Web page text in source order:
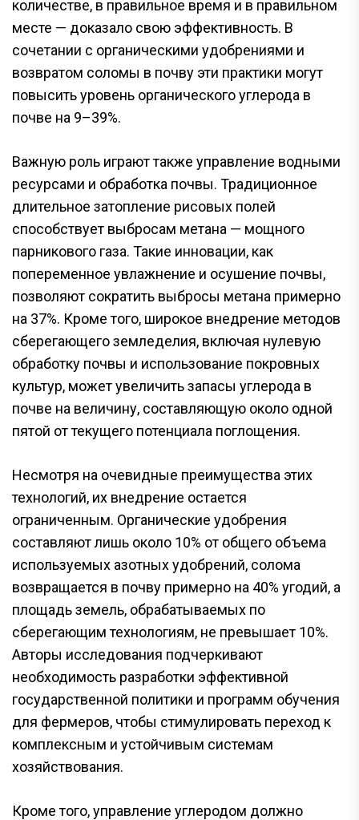
количестве, в правильное время и в правильном
месте — доказало свою эффективность. В
сочетании с органическими удобрениями и
возвратом соломы в почву эти практики могут
повысить уровень органического углерода в
почве на 9–39%.
Важную роль играют также управление водными
ресурсами и обработка почвы. Традиционное
длительное затопление рисовых полей
способствует выбросам метана — мощного
парникового газа. Такие инновации, как
попеременное увлажнение и осушение почвы,
позволяют сократить выбросы метана примерно
на 37%. Кроме того, широкое внедрение методов
сберегающего земледелия, включая нулевую
обработку почвы и использование покровных
культур, может увеличить запасы углерода в
почве на величину, составляющую около одной
пятой от текущего потенциала поглощения.
Несмотря на очевидные преимущества этих
технологий, их внедрение остается
ограниченным. Органические удобрения
составляют лишь около 10% от общего объема
используемых азотных удобрений, солома
возвращается в почву примерно на 40% угодий, а
площадь земель, обрабатываемых по
сберегающим технологиям, не превышает 10%.
Авторы исследования подчеркивают
необходимость разработки эффективной
государственной политики и программ обучения
для фермеров, чтобы стимулировать переход к
комплексным и устойчивым системам
хозяйствования.
Кроме того, управление углеродом должно